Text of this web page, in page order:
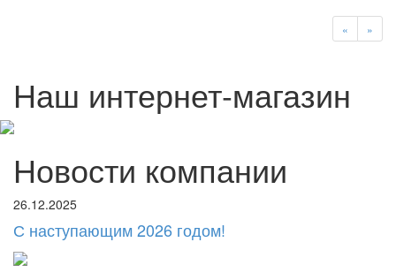
« »
Наш интернет-магазин
Новости компании
26.12.2025
С наступающим 2026 годом!